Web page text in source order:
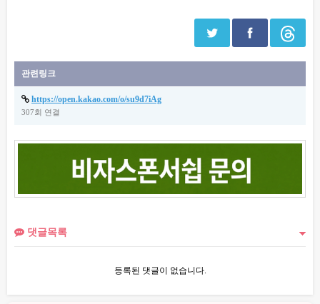
관련링크
https://open.kakao.com/o/su9d7iAg
307회 연결
댓글목록
등록된 댓글이 없습니다.